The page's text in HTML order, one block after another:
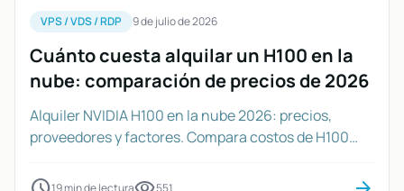
VPS / VDS / RDP 9 de julio de 2026
Cuánto cuesta alquilar un H100 en la
nube: comparación de precios de 2026
Alquiler NVIDIA H100 en la nube 2026: precios,
proveedores y factores. Compara costos de H100
19 min de lectura 551